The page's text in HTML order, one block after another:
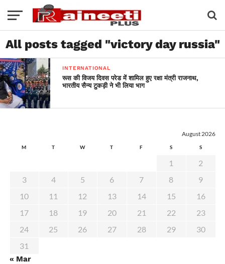
All posts tagged "victory day russia"
INTERNATIONAL
रूस की विजय दिवस परेड में शामिल हुए रक्षा मंत्री राजनाथ,
भारतीय सैन्य टुकड़ी ने भी लिया भाग
August 2026
M T W T F S S
1
2
3
4 5 6 7 8
9
10
11 12 13 14 15
16
17
18 19 20 21 22
23
24
25 26 27 28 29
30
31
« Mar